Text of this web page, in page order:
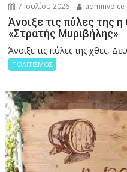
7 Ιουλίου 2026 adminvoice
Άνοιξε τις πύλες της
«Στρατής Μυριβήλης»
Άνοιξε τις πύλες της χθες,
ΠΟΛΙΤΙΣΜΟΣ